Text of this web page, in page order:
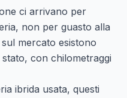
ci arrivano per
non per guasto alla
mercato esistono
con chilometraggi
ibrida usata, questi